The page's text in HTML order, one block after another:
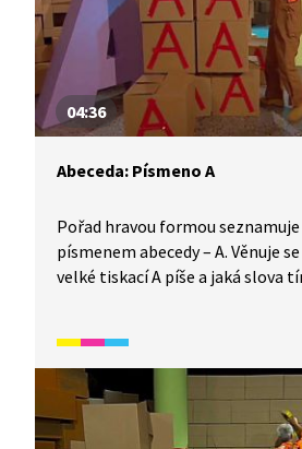
04:36
Abeceda: Písmeno A
Pořad hravou formou
písmenem abecedy – A. Věnuje
velké tiskací A píše a jaká slova
především pro začátečníky
věku.